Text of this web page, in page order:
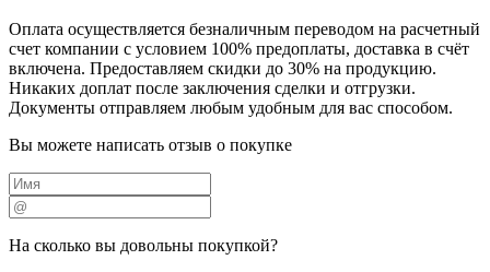
Оплата осуществляется безналичным переводом на расчетный
счет компании с условием 100% предоплаты, доставка в счёт
включена. Предоставляем скидки до 30% на продукцию.
Никаких доплат после заключения сделки и отгрузки.
Документы отправляем любым удобным для вас способом.
Вы можете написать отзыв о покупке
На сколько вы довольны покупкой?